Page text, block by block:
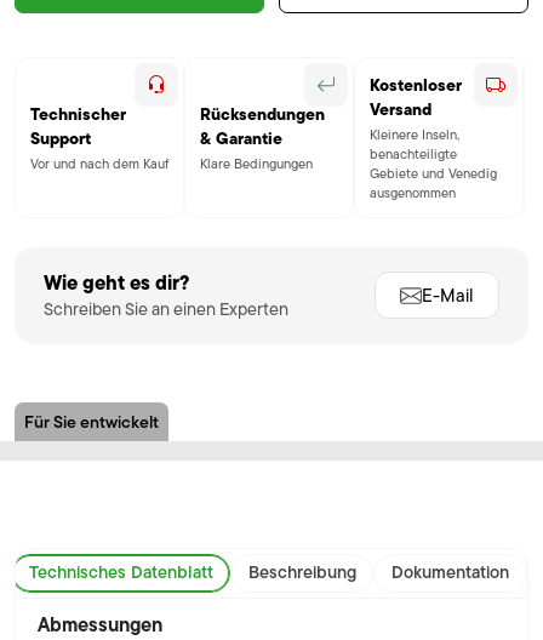
Technischer
Support
Vor und nach dem Kauf
Rücksendungen
& Garantie
Klare Bedingungen
Kostenloser
Versand
Kleinere Inseln,
benachteiligte
Gebiete und Venedig
ausgenommen
Wie geht es dir?
Schreiben Sie an einen Experten
E-Mail
Für Sie entwickelt
Technisches Datenblatt Beschreibung Dokumentation
Abmessungen